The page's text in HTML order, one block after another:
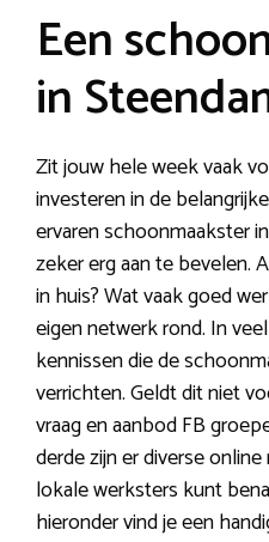
Een
in
Zit jouw hele week vaak
investeren in de
ervaren schoonmaakster
zeker erg aan te bevelen.
in huis? Wat vaak goed
eigen netwerk rond. In
kennissen die de
verrichten. Geldt dit niet
vraag en aanbod FB
derde zijn er diverse
lokale werksters kunt
hieronder vind je een